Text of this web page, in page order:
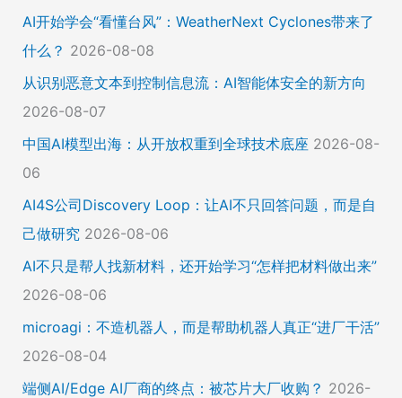
AI开始学会“看懂台风”：WeatherNext Cyclones带来了
什么？ 2026-08-08
从识别恶意文本到控制信息流：AI智能体安全的新方向
2026-08-07
中国AI模型出海：从开放权重到全球技术底座 2026-08-
06
AI4S公司Discovery Loop：让AI不只回答问题，而是自
己做研究 2026-08-06
AI不只是帮人找新材料，还开始学习“怎样把材料做出来”
2026-08-06
microagi：不造机器人，而是帮助机器人真正“进厂干活”
2026-08-04
端侧AI/Edge AI厂商的终点：被芯片大厂收购？ 2026-